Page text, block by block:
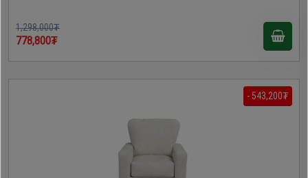
1,298,000₮
778,800₮
- 543,200₮